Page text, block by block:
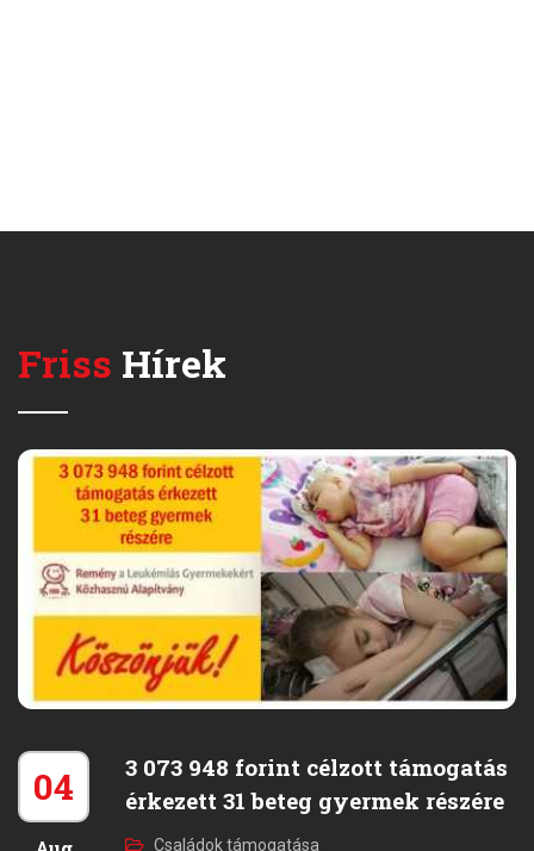
Friss Hírek
04
3 073 948 forint célzott támogatás
érkezett 31 beteg gyermek részére
Családok támogatása